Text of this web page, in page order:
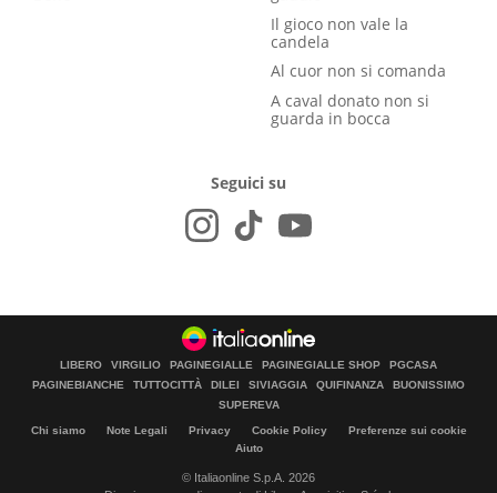
Il gioco non vale la
candela
Al cuor non si comanda
A caval donato non si
guarda in bocca
Seguici su
LIBERO VIRGILIO PAGINEGIALLE PAGINEGIALLE SHOP
PGCASA
PAGINEBIANCHE
TUTTOCITTÀ DILEI SIVIAGGIA QUIFINANZA
BUONISSIMO
SUPEREVA
Chi siamo Note Legali Privacy Cookie Policy
Preferenze sui cookie
Aiuto
© Italiaonline S.p.A. 2026